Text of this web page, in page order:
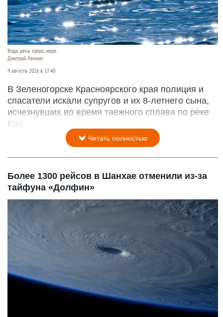
Вода, река, озеро, море.
Дмитрий Лямзин
9 августа 2026 в 17:40
В Зеленогорске Красноярского края полиция и
спасатели искали супругов и их 8-летнего сына,
исчезнувших во время таежного сплава по реке
Кан.
Читать полностью
Более 1300 рейсов в Шанхае отменили из-за
тайфуна «Долфин»